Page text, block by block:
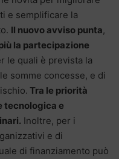
e semplificare la
Il nuovo avviso punta,
la partecipazione
le quali è prevista la
somme concesse, e di
Tra le priorità
tecnologica e
Inoltre, per i
e di
di finanziamento può